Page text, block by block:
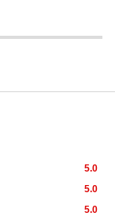
5.0
5.0
5.0